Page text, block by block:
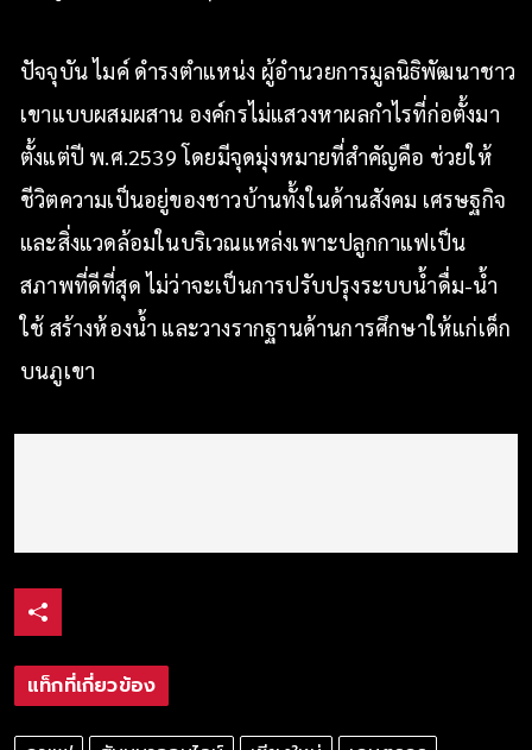
ปัจจุบัน ไมค์ ดำรงตำแหน่ง ผู้อำนวยการมูลนิธิพัฒนาชาว
เขาแบบผสมผสาน องค์กรไม่แสวงหาผลกำไรที่ก่อตั้งมา
ตั้งแต่ปี พ.ศ.2539 โดยมีจุดมุ่งหมายที่สำคัญคือ ช่วยให้
ชีวิตความเป็นอยู่ของชาวบ้านทั้งในด้านสังคม เศรษฐกิจ
และสิ่งแวดล้อมในบริเวณแหล่งเพาะปลูกกาแฟเป็น
สภาพที่ดีที่สุด ไม่ว่าจะเป็นการปรับปรุงระบบน้ำดื่ม-น้ำ
ใช้ สร้างห้องน้ำ และวางรากฐานด้านการศึกษาให้แก่เด็ก
บนภูเขา
แท็กที่เกี่ยวข้อง